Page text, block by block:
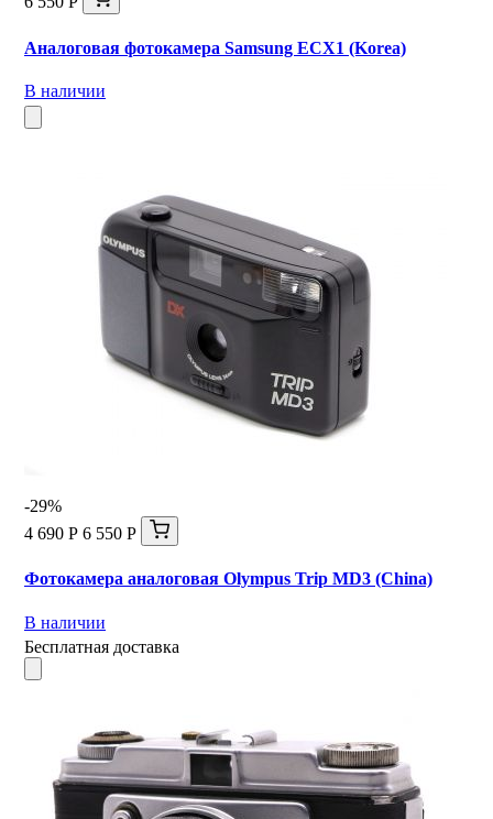
Аналоговая фотокамера Samsung ECX1 (Korea)
В наличии
-29%
4 690 Р 6 550 Р
Фотокамера аналоговая Olympus Trip MD3 (China)
В наличии
Бесплатная доставка